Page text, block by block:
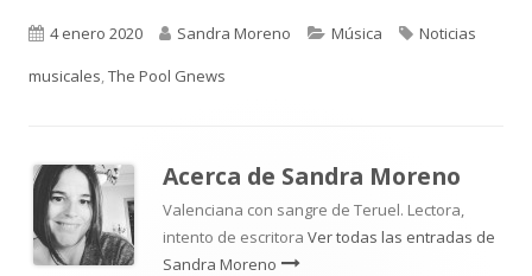
Publicado
el
4 enero 2020 Autor
Sandra Moreno Categorías
Música Etiquetas
Noticias
musicales,The Pool Gnews
Acerca de Sandra Moreno
Valenciana con sangre de Teruel. Lectora,
intento de escritora Ver todas las entradas de
Sandra Moreno